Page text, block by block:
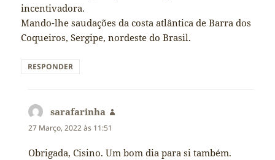
incentivadora.
Mando-lhe saudações da costa atlântica de Barra dos
Coqueiros, Sergipe, nordeste do Brasil.
RESPONDER
sarafarinha
27 Março, 2022 às 11:51
Obrigada, Cisino. Um bom dia para si também.